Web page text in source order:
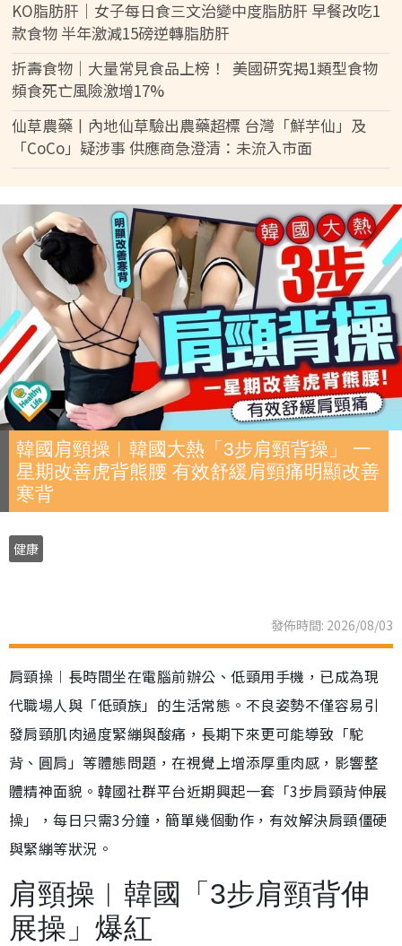
KO脂肪肝｜女子每日食三文治變中度脂肪肝 早餐改吃1
款食物 半年激減15磅逆轉脂肪肝
折壽食物｜大量常見食品上榜！ 美國研究揭1類型食物
頻食死亡風險激增17%
仙草農藥丨內地仙草驗出農藥超標 台灣「鮮芋仙」及
「CoCo」疑涉事 供應商急澄清：未流入市面
韓國肩頸操︱韓國大熱「3步肩頸背操」 一
星期改善虎背熊腰 有效舒緩肩頸痛明顯改善
寒背
健康
發佈時間: 2026/08/03
肩頸操︱長時間坐在電腦前辦公、低頸用手機，已成為現
代職場人與「低頭族」的生活常態。不良姿勢不僅容易引
發肩頸肌肉過度緊繃與酸痛，長期下來更可能導致「駝
背、圓肩」等體態問題，在視覺上增添厚重肉感，影響整
體精神面貌。韓國社群平台近期興起一套「3步肩頸背伸展
操」，每日只需3分鐘，簡單幾個動作，有效解決肩頸僵硬
與緊繃等狀況。
肩頸操︱韓國「3步肩頸背伸
展操」爆紅